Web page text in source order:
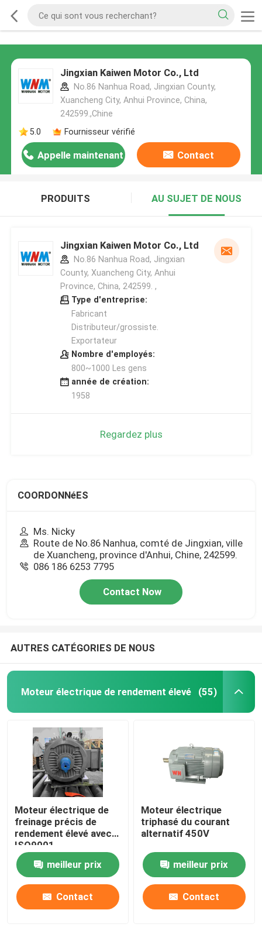
Jingxian Kaiwen Motor Co., Ltd
No.86 Nanhua Road, Jingxian County,
Xuancheng City, Anhui Province, China,
242599.,Chine
5.0
Fournisseur vérifié
Appelle maintenant Contact
PRODUITS AU SUJET DE NOUS
Jingxian Kaiwen Motor Co., Ltd
No.86 Nanhua Road, Jingxian
County, Xuancheng City, Anhui
Province, China, 242599. ,
Type d'entreprise:
Fabricant
Distributeur/grossiste.
Exportateur
Nombre d'employés:
800~1000 Les gens
année de création:
1958
Regardez plus
COORDONNéES
Ms. Nicky
Route de No.86 Nanhua, comté de Jingxian, ville
de Xuancheng, province d'Anhui, Chine, 242599.
086 186 6253 7795
Contact Now
AUTRES CATÉGORIES DE NOUS
Moteur électrique de rendement élevé (55)
Moteur électrique de
freinage précis de
rendement élevé avec
ISO9001
meilleur prix
Contact
Moteur électrique
triphasé du courant
alternatif 450V
meilleur prix
Contact